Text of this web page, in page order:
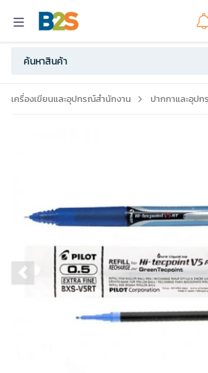
เครื่องเขียนและอุปกรณ์สำนักงาน ปากกาและอุป
Previous slide